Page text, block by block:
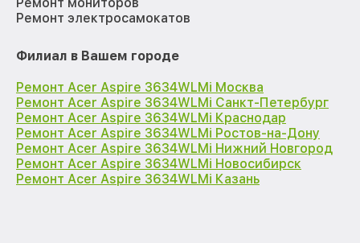
Ремонт электросамокатов
Филиал в Вашем городе
Ремонт Acer Aspire 3634WLMi Москва
Ремонт Acer Aspire 3634WLMi Санкт-Петербург
Ремонт Acer Aspire 3634WLMi Краснодар
Ремонт Acer Aspire 3634WLMi Ростов-на-Дону
Ремонт Acer Aspire 3634WLMi Нижний Новгород
Ремонт Acer Aspire 3634WLMi Новосибирск
Ремонт Acer Aspire 3634WLMi Казань